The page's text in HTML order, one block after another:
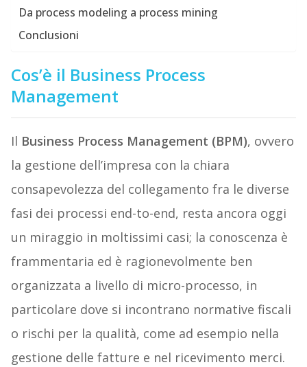
Da process modeling a process mining
Conclusioni
Cos’è il Business Process
Management
Il Business Process Management (BPM), ovvero
la gestione dell’impresa con la chiara
consapevolezza del collegamento fra le diverse
fasi dei processi end-to-end, resta ancora oggi
un miraggio in moltissimi casi; la conoscenza è
frammentaria ed è ragionevolmente ben
organizzata a livello di micro-processo, in
particolare dove si incontrano normative fiscali
o rischi per la qualità, come ad esempio nella
gestione delle fatture e nel ricevimento merci.